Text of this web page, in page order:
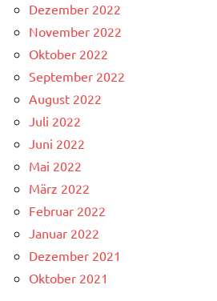
Dezember 2022
November 2022
Oktober 2022
September 2022
August 2022
Juli 2022
Juni 2022
Mai 2022
März 2022
Februar 2022
Januar 2022
Dezember 2021
Oktober 2021